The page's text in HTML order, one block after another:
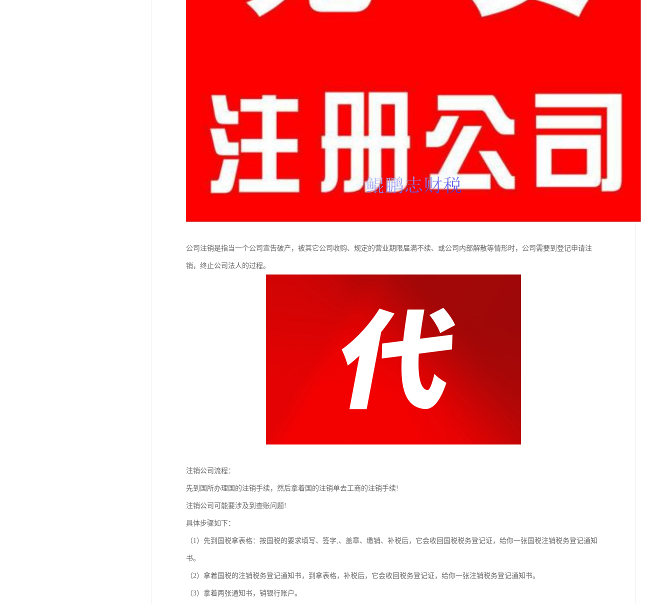
公司注销是指当一个公司宣告破产，被其它公司收购、规定的营业期限届满不续、或公司内部解散等情形时，公司需要到登记申请注
销，终止公司法人的过程。
注销公司流程：
先到国所办理国的注销手续，然后拿着国的注销单去工商的注销手续!
注销公司可能要涉及到查账问题!
具体步骤如下：
（1）先到国税拿表格：按国税的要求填写、签字,、盖章、缴销、补税后，它会收回国税税务登记证，给你一张国税注销税务登记通知
书。
（2）拿着国税的注销税务登记通知书，到拿表格，补税后，它会收回税务登记证，给你一张注销税务登记通知书。
（3）拿着两张通知书，销银行账户。